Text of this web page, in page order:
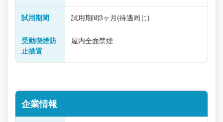
試用期間 試用期間3ヶ月(待遇同じ)
受動喫煙防
止措置
屋内全面禁煙
企業情報